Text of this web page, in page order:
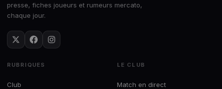
presse, fiches joueurs et rumeurs mercato,
chaque jour.
RUBRIQUES
Club
LE CLUB
Match en direct